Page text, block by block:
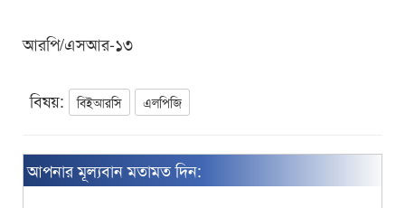
আরপি/এসআর-১৩
বিষয়: বিইআরসি এলপিজি
আপনার মূল্যবান মতামত দিন: